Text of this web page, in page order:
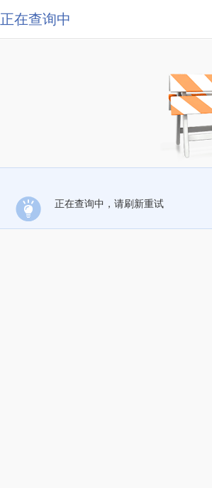
正在查询中
正在查询中，请刷新重试